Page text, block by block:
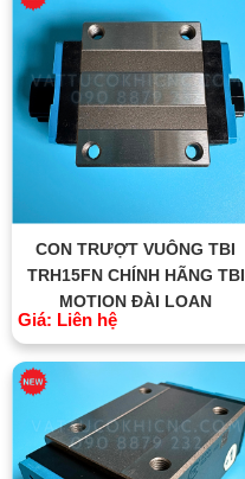
CON TRƯỢT VUÔNG TBI
TRH15FN CHÍNH HÃNG TBI
MOTION ĐÀI LOAN
Giá: Liên hệ